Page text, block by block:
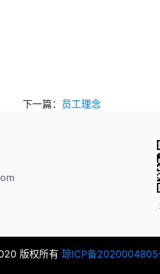
下一篇： 员工理念
版权所有 琼ICP备2020004805